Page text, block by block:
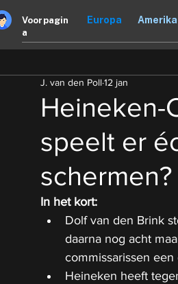
Voorpagin
a
Europa Amerika
Heineken-
speelt er
schermen?
J. van den Poll 12 jan
In het kort:
Dolf van den Brink
daarna nog acht
commissarissen
Heineken heeft